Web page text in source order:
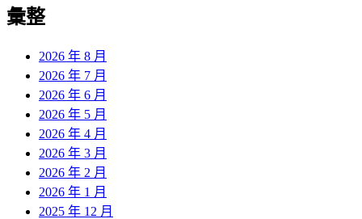
覽
彙整
2026 年 8 月
2026 年 7 月
2026 年 6 月
2026 年 5 月
2026 年 4 月
2026 年 3 月
2026 年 2 月
2026 年 1 月
2025 年 12 月